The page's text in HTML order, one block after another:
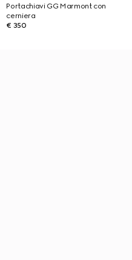
Portachiavi GG Marmont con
cerniera
€ 350